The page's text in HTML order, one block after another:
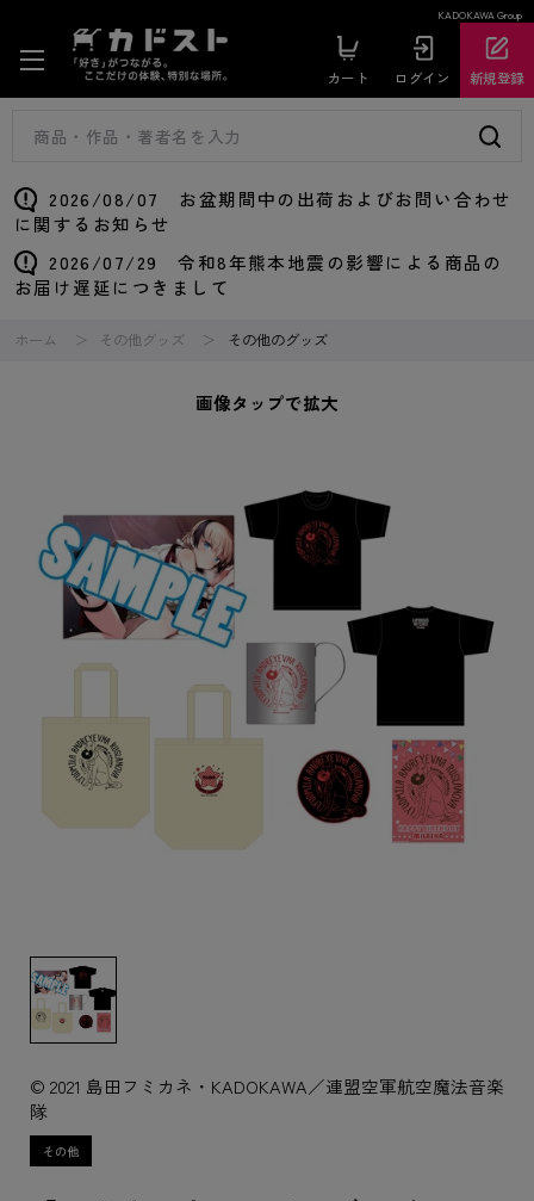
KADOKAWA Group
カート ログイン 新規登録
2026/08/07 お盆期間中の出荷およびお問い合わせ
に関するお知らせ
2026/07/29 令和8年熊本地震の影響による商品の
お届け遅延につきまして
ホーム その他グッズ その他のグッズ
画像タップで拡大
© 2021 島田フミカネ・KADOKAWA／連盟空軍航空魔法音楽
隊